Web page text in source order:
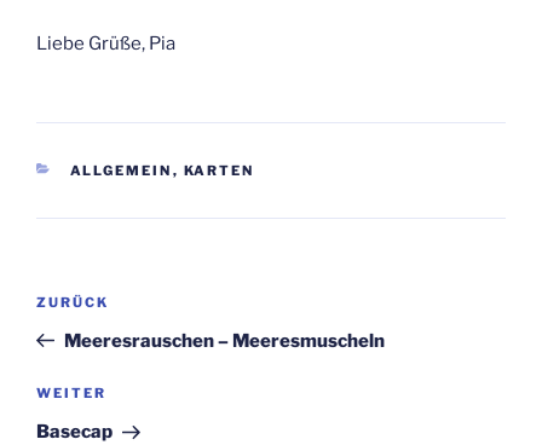
Liebe Grüße, Pia
KATEGORIEN
ALLGEMEIN , KARTEN
Beitragsnavigation
Vorheriger
Beitrag
ZURÜCK
Meeresrauschen – Meeresmuscheln
Nächster
Beitrag
WEITER
Basecap